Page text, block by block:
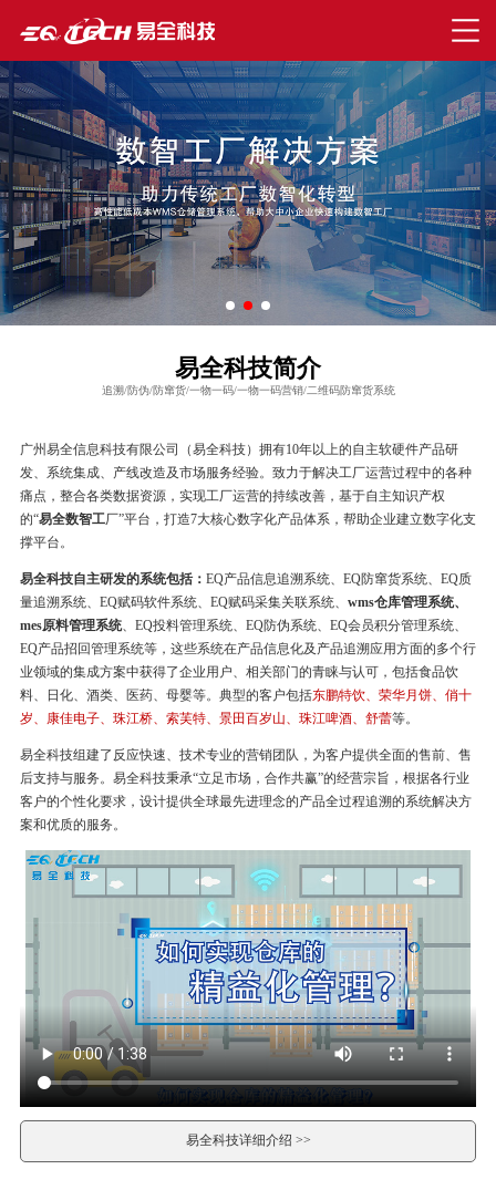
易全科技简介
追溯/防伪/防窜货/一物一码/一物一码营销/二维码防窜货系统
广州易全信息科技有限公司（易全科技）拥有10年以上的自主软硬件产品研
发、系统集成、产线改造及市场服务经验。致力于解决工厂运营过程中的各种
痛点，整合各类数据资源，实现工厂运营的持续改善，基于自主知识产权
的“易全数智工厂”平台，打造7大核心数字化产品体系，帮助企业建立数字化支
撑平台。
易全科技自主研发的系统包括： EQ产品信息追溯系统、EQ防窜货系统、EQ质
量追溯系统、EQ赋码软件系统、EQ赋码采集关联系统、 wms仓库管理系统、
mes原料管理系统、EQ投料管理系统、EQ防伪系统、EQ会员积分管理系统、
EQ产品招回管理系统等，这些系统在产品信息化及产品追溯应用方面的多个行
业领域的集成方案中获得了企业用户、相关部门的青睐与认可，包括食品饮
料、日化、酒类、医药、母婴等。典型的客户包括东鹏特饮、荣华月饼、俏十
岁、康佳电子、珠江桥、索芙特、景田百岁山、珠江啤酒、舒蕾等。
易全科技组建了反应快速、技术专业的营销团队，为客户提供全面的售前、售
后支持与服务。易全科技秉承“立足市场，合作共赢”的经营宗旨，根据各行业
客户的个性化要求，设计提供全球最先进理念的产品全过程追溯的系统解决方
案和优质的服务。
易全科技详细介绍 >>